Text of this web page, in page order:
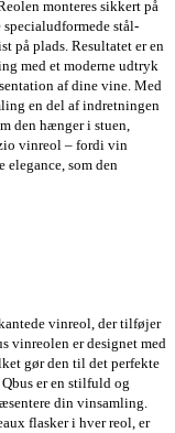
monteres sikkert på
stål-
på plads. Resultatet er en
med et moderne udtryk
af dine vine. Med
en del af indretningen
den hænger i stuen,
vinreol – fordi vin
elegance, som den
vinreol, der tilføjer
vinreolen er designet med
gør den til det perfekte
er en stilfuld og
din vinsamling.
flasker i hver reol, er